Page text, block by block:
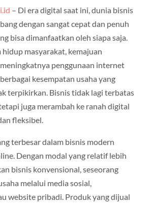
– Di era digital saat ini, dunia bisnis
dengan sangat cepat dan penuh
bisa dimanfaatkan oleh siapa saja.
hidup masyarakat, kemajuan
penggunaan internet
kesempatan usaha yang
terpikirkan. Bisnis tidak lagi terbatas
juga merambah ke ranah digital
fleksibel.
terbesar dalam bisnis modern
Dengan modal yang relatif lebih
bisnis konvensional, seseorang
melalui media sosial,
website pribadi. Produk yang dijual